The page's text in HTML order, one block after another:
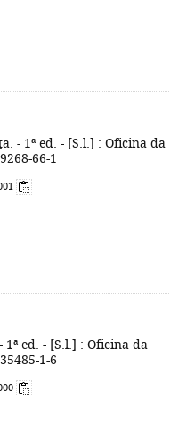
- 1ª ed. - [S.l.] : Oficina da
66-1
1ª ed. - [S.l.] : Oficina da
1-6